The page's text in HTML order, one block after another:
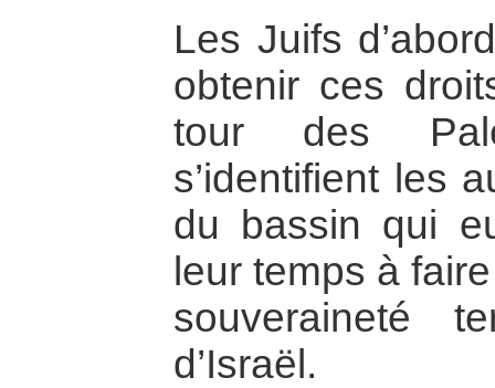
Les Juifs
obtenir ces
tour des
s’identifient les
du bassin qui
leur temps à
souveraineté
d’Israël.